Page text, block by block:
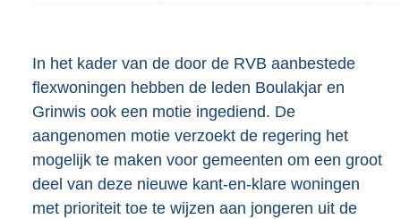
In het kader van de door de RVB aanbestede
flexwoningen hebben de leden Boulakjar en
Grinwis ook een motie ingediend. De
aangenomen motie verzoekt de regering het
mogelijk te maken voor gemeenten om een groot
deel van deze nieuwe kant-en-klare woningen
met prioriteit toe te wijzen aan jongeren uit de